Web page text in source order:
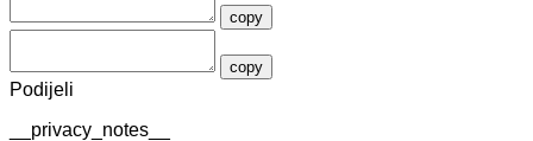
copy
copy
Podijeli
__privacy_notes__